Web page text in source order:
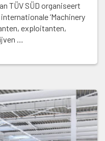
TÜV SÜD organiseert
‘Machinery
exploitanten,
…